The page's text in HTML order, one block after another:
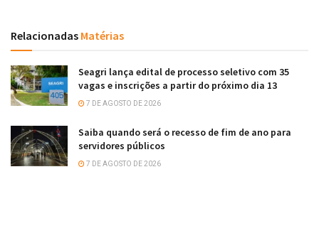
Relacionadas Matérias
Seagri lança edital de processo seletivo com 35
vagas e inscrições a partir do próximo dia 13
7 DE AGOSTO DE 2026
Saiba quando será o recesso de fim de ano para
servidores públicos
7 DE AGOSTO DE 2026